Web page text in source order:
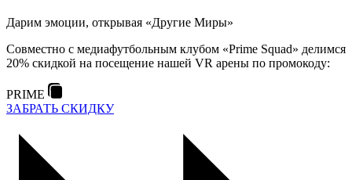
Дарим эмоции, открывая «Другие Миры»
Совместно с медиафутбольным клубом «Prime Squad» делимся
20% скидкой на посещение нашей VR арены по промокоду:
PRIME
ЗАБРАТЬ СКИДКУ